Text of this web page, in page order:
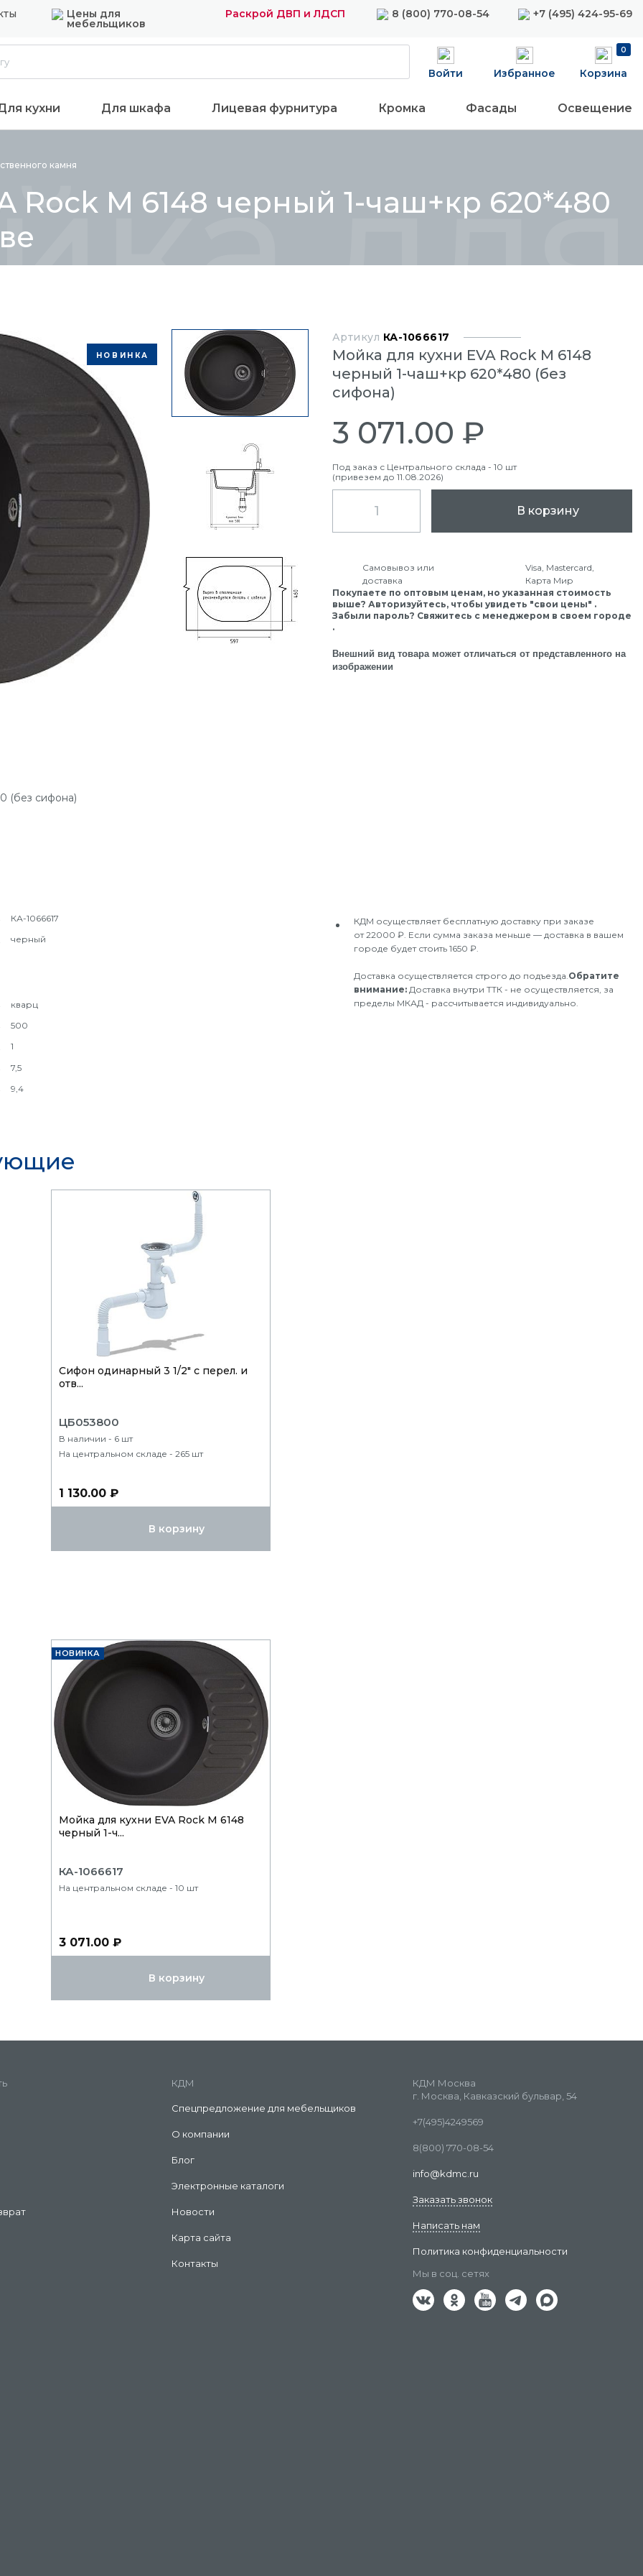
Цены для
мебельщиков
Раскрой ДВП и ЛДСП 8 (800) 770-08-54 +7 (495) 424-95-69
Войти Избранное
0
Корзина
кухни Для шкафа Лицевая фурнитура Кромка Фасады Освещение
камня
Rock М 6148 черный 1-чаш+кр 620*480
НОВИНКА
Артикул КА-1066617
Мойка для кухни EVA Rock М 6148
черный 1-чаш+кр 620*480 (без
сифона)
3 071.00 ₽
Под заказ с Центрального склада - 10 шт
(привезем до 11.08.2026)
В корзину
Самовывоз или
доставка
Visa, Mastercard,
Карта Мир
Покупаете по оптовым ценам, но указанная стоимость
выше? Авторизуйтесь, чтобы увидеть "свои цены" .
Забыли пароль? Свяжитесь с менеджером в своем городе
.
Внешний вид товара может отличаться от представленного на
изображении
(без сифона)
КА-1066617
черный
кварц
500
1
7,5
9,4
КДМ осуществляет бесплатную доставку при заказе
от 22000 ₽. Если сумма заказа меньше — доставка в вашем
городе будет стоить 1650 ₽.
Доставка осуществляется строго до подъезда.Обратите
внимание: Доставка внутри ТТК - не осуществляется, за
пределы МКАД - рассчитывается индивидуально.
Сифон одинарный 3 1/2" с перел. и
отв...
ЦБ053800
В наличии - 6 шт
На центральном складе - 265 шт
1 130.00 ₽
В корзину
НОВИНКА
Мойка для кухни EVA Rock М 6148
черный 1-ч...
КА-1066617
На центральном складе - 10 шт
3 071.00 ₽
В корзину
КДМ
Спецпредложение для мебельщиков
О компании
Блог
Электронные каталоги
Новости
Карта сайта
Контакты
КДМ Москва
г. Москва, Кавказский бульвар, 54
+7(495)4249569
8(800) 770-08-54
info@kdmc.ru
Заказать звонок
Написать нам
Политика конфиденциальности
Мы в соц. сетях